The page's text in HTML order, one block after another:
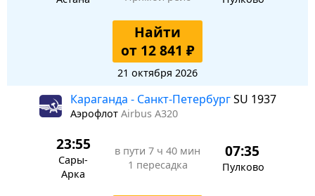
Найти
от 12 841 ₽
21 октября 2026
Караганда - Санкт-ПетербургSU 1937
Аэрофлот Airbus A320
23:55
Сары-
Арка
в пути 7 ч 40 мин
1 пересадка
07:35
Пулково